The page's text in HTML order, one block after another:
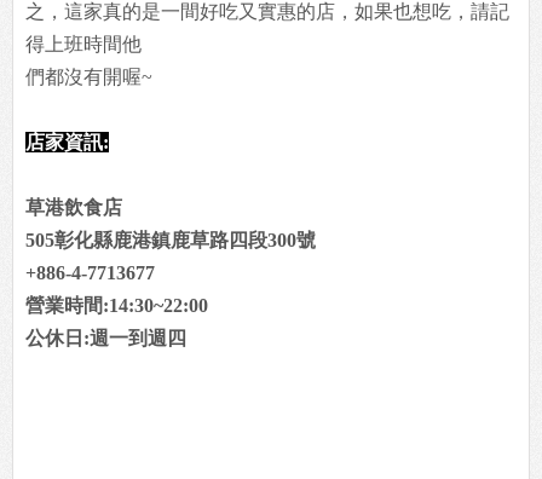
之，這家真的是一間好吃又實惠的店，如果也想吃，請記
得上班時間他
們都沒有開喔~
店家資訊:
草港飲食店
505彰化縣鹿港鎮鹿草路四段300號
+886-4-7713677
營業時間:14:30~22:00
公休日:週一到週四